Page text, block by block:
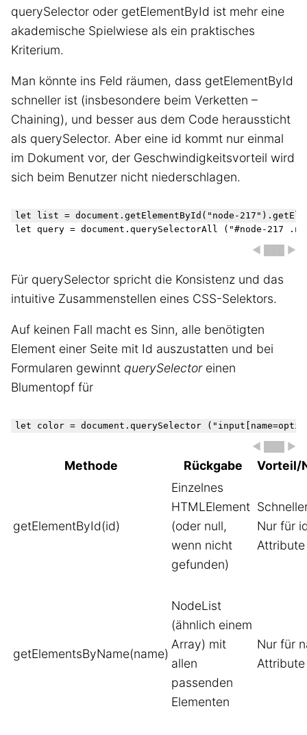
querySelector oder getElementById ist mehr eine
akademische Spielwiese als ein praktisches
Kriterium.
Man könnte ins Feld räumen, dass getElementById
schneller ist (insbesondere beim Verketten –
Chaining), und besser aus dem Code heraussticht
als querySelector. Aber eine id kommt nur einmal
im Dokument vor, der Geschwindigkeitsvorteil wird
sich beim Benutzer nicht niederschlagen.
let list = document.getElementById("node-
◀ ███ ▶
Für querySelector spricht die Konsistenz und das
intuitive Zusammenstellen eines CSS-Selektors.
Auf keinen Fall macht es Sinn, alle benötigten
Element einer Seite mit Id auszustatten und bei
Formularen gewinnt querySelectoreinen
Blumentopf für
◀ ███ ▶
Methode Rückgabe Vorteil/
getElementById(id)
Einzelnes
HTMLElement
(oder null,
wenn nicht
gefunden)
Nur für
Attribute
getElementsByName(name)
NodeList
(ähnlich einem
Array) mit
allen
passenden
Elementen
Nur für
Attribute